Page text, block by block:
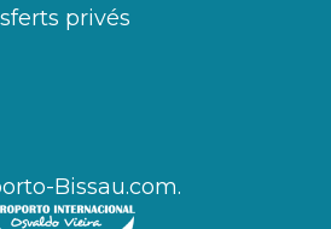
privés
Bissau.com.